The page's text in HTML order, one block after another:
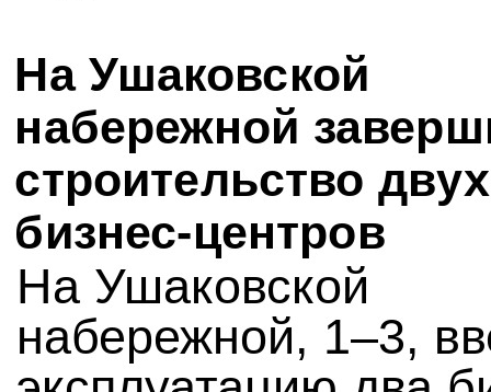
На Ушаковской
набережной
строительство двух
бизнес-центров
На Ушаковской
набережной, 1–3,